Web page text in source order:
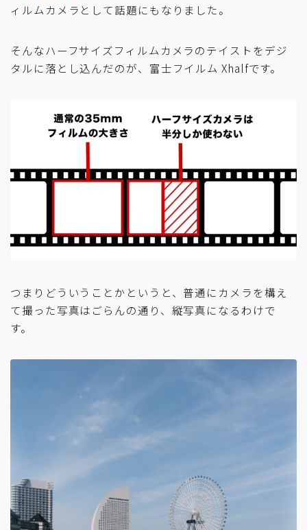
ィルムカメラとして話題にもなりました。
そんなハーフサイズフィルムカメラのテイストをデジ
タルに落とし込んだのが、富士フイルム Xhalfです。
つまりどういうことかというと、普通にカメラを構え
て撮った写真はごらんの通り、縦写真になるわけで
す。